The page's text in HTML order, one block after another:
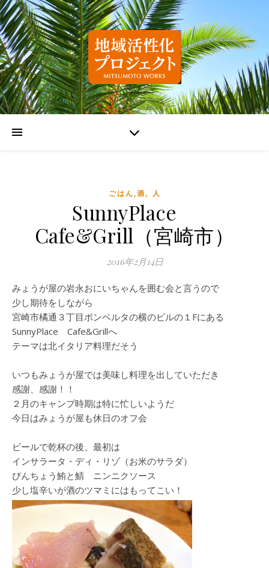
ごはん,酒, 人
SunnyPlace
Cafe&Grill（宮崎市）
2016年2月14日
みょうが屋の岩永おにいちゃんを囲む会と言うので
少し期待をしながら
宮崎市橘通３丁目ボンベルタの横のビルの１Fにある
SunnyPlace Cafe&Grillへ
テーマは北イタリア料理だそう
いつもみょうが屋では美味し料理を出していただき
感謝、感謝！！
２月のキャンプ時期は特に忙しいようだ
今日はみょうが屋も休日のオフ会
ビールで乾杯の後、最初は
インサラータ・ディ・リゾ（お米のサラダ）
びんちょう鮪と鯖 ニンニクソース
少し塩辛いが酒のツマミにはもってこい！